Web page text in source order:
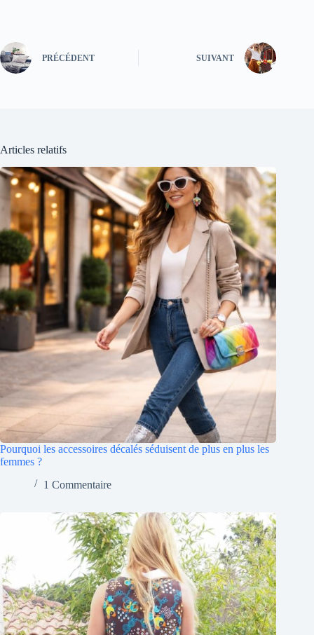
PRÉCÉDENT SUIVANT
Articles relatifs
Pourquoi les accessoires décalés séduisent de plus en plus les
femmes ?
1 Commentaire